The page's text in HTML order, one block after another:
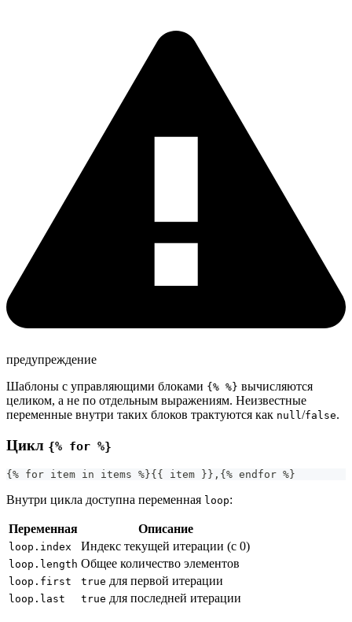
предупреждение
Шаблоны с управляющими блоками {% %} вычисляются
целиком, а не по отдельным выражениям. Неизвестные
переменные внутри таких блоков трактуются как null /false.
Цикл {% for %}
{% for item in items %}{{ item }},{% endfor %}
Внутри цикла доступна переменная loop:
Переменная Описание
loop.index Индекс текущей итерации (с 0)
loop.length Общее количество элементов
loop.first true для первой итерации
loop.last true для последней итерации